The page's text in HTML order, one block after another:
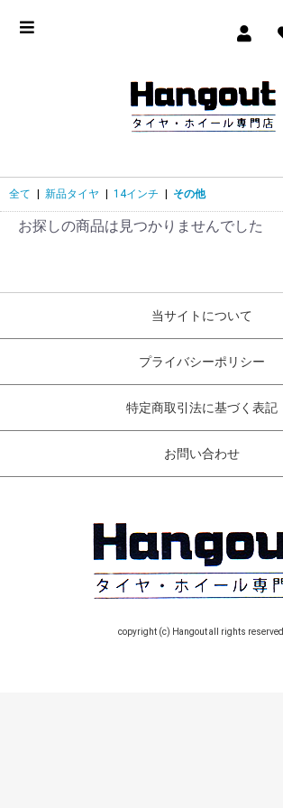
全て 新品タイヤ 14インチ その他
お探しの商品は見つかりませんでした
当サイトについて
プライバシーポリシー
特定商取引法に基づく表記
お問い合わせ
copyright (c) Hangout all rights reserved.